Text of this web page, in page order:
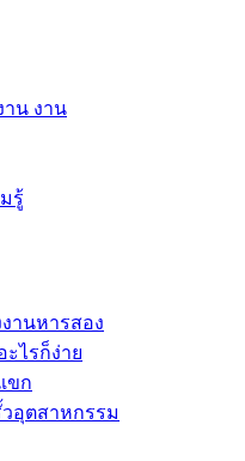
าน งาน
รู้
งานหารสอง
ะไรก็ง่าย
ขก
วอุตสาหกรรม